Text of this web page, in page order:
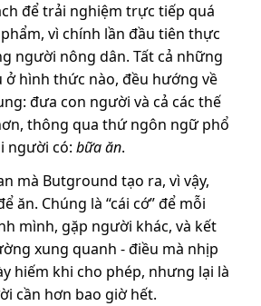
để trải nghiệm trực tiếp quá
vì chính lần đầu tiên thực
người nông dân. Tất cả những
ở hình thức nào, đều hướng về
đưa con người và cả các thế
thông qua thứ ngôn ngữ phổ
người có: bữa ăn.
mà Butground tạo ra, vì vậy,
ăn. Chúng là “cái cớ” để mỗi
mình, gặp người khác, và kết
xung quanh - điều mà nhịp
hiếm khi cho phép, nhưng lại là
cần hơn bao giờ hết.